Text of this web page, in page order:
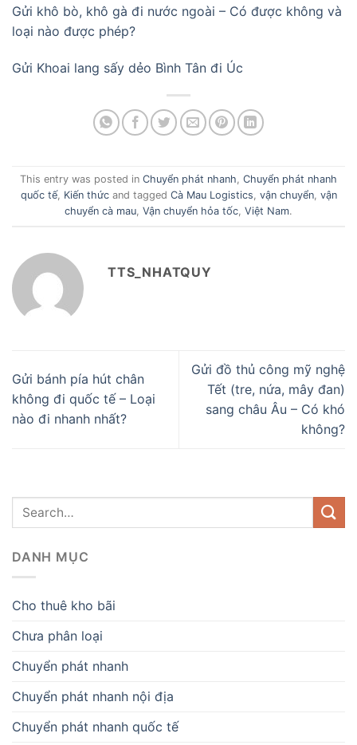
Gửi khô bò, khô gà đi nước ngoài – Có được không và
loại nào được phép?
Gửi Khoai lang sấy dẻo Bình Tân đi Úc
This entry was posted in Chuyển phát nhanh Chuyển phát nhanh
quốc tế, Kiến thứcand tagged Cà Mau Logistics vận chuyển, vận
chuyển cà mau Vận chuyển hỏa tốc Việt Nam.
TTS_NHATQUY
Gửi bánh pía hút chân
không đi quốc tế – Loại
nào đi nhanh nhất?
Gửi đồ thủ công mỹ nghệ
Tết (tre, nứa, mây đan)
sang châu Âu – Có khó
không?
DANH MỤC
Cho thuê kho bãi
Chưa phân loại
Chuyển phát nhanh
Chuyển phát nhanh nội địa
Chuyển phát nhanh quốc tế